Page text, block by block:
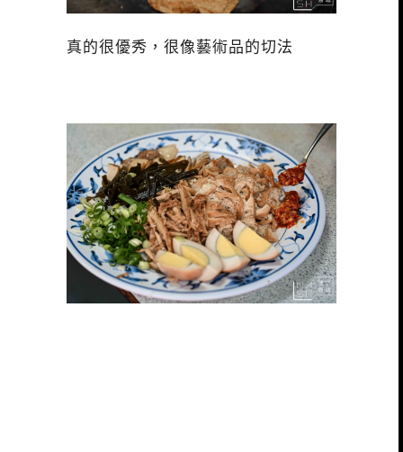
真的很優秀，很像藝術品的切法